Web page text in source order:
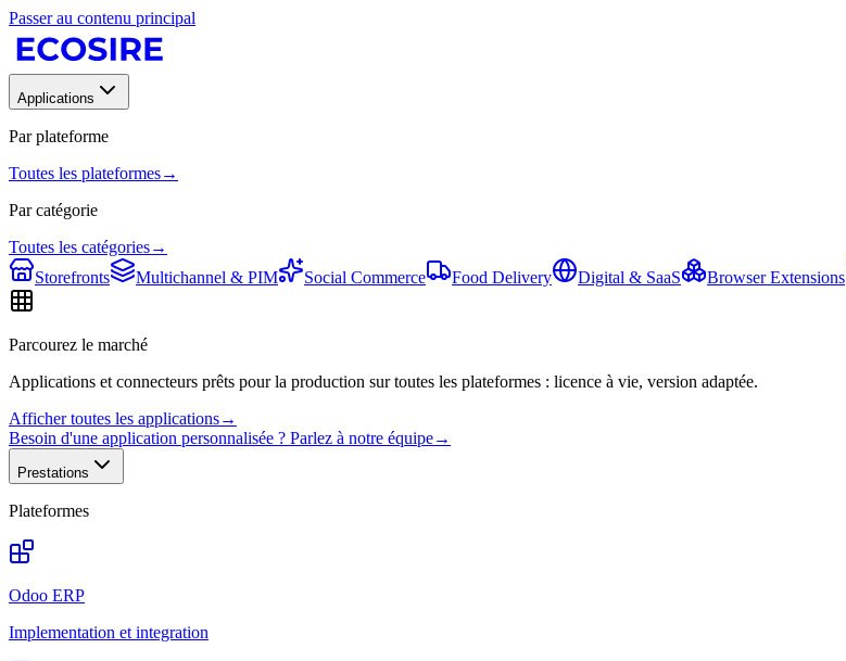
Passer au contenu principal
Applications
Par plateforme
Toutes les plateformes→
Par catégorie
Toutes les catégories→
Storefronts
Multichannel & PIM Social Commerce Food Delivery Digital & SaaS Browser Extensions
Parcourez le marché
Applications et connecteurs prêts pour la production sur toutes les plateformes : licence à vie, version adaptée.
Afficher toutes les applications→
Besoin d'une application personnalisée ? Parlez à notre équipe→
Prestations
Plateformes
Odoo ERP
Implementation et integration